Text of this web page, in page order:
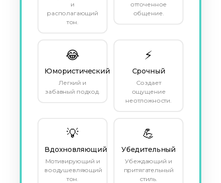
и
располагающий
тон.
отточенное
общение.
😂
Юмористический
Легкий и
забавный подход.
⚡
Срочный
Создает
ощущение
неотложности.
💡
Вдохновляющий
Мотивирующий и
воодушевляющий
тон.
💪
Убедительный
Убеждающий и
притягательный
стиль.